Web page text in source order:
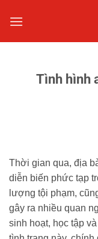
qua
Tình hình
Thời gian qua, địa
diễn biến phức tạp
lượng tội phạm,
gây ra nhiều quan
sinh hoạt, học tập